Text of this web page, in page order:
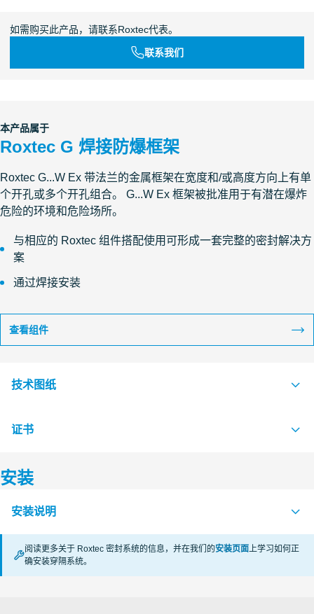
如需购买此产品，请联系Roxtec代表。
联系我们
本产品属于
Roxtec G 焊接防爆框架
Roxtec G...W Ex 带法兰的金属框架在宽度和/或高度方向上有单
个开孔或多个开孔组合。 G...W Ex 框架被批准用于有潜在爆炸
危险的环境和危险场所。
与相应的 Roxtec 组件搭配使用可形成一套完整的密封解决方
案
通过焊接安装
查看组件
技术图纸
S1016551 G Ex FRAME SINGLE AND COMBINATION FRAME
FRAME
S1511958 G...W Ex FRAME SINGLE AND COMBINATION
FRAME
证书
认证机构
CSA
KTL Korea Testing Laboratory
安装
安装说明
FRAMES Ex (en)
阅读更多关于 Roxtec 密封系统的信息，并在我们的安装页面上学习如何正
确安装穿隔系统。